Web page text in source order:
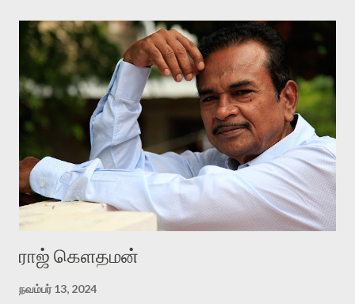
வளர்ந்துவந்தான். அவனுக்குத் திருமணம் செய்ய முடிவெடுத்ததும்
இணையதளங்களில் பெண் தேடிக் கண்டுபிடித்தார்கள். நன்குப் படித்த
அழகான பெண். இருவரும் சந்தித்து எண்ணங்களைப் பரிமாறி
மனமொத்துப் போனார்கள். திருமணச் செலவுகளை மணமகன் வீட்டார்
பார்த்துக்கொள்வதே அவர்களுடைய சமூக வழக்கம். அதற்காக என்
நண்பர் வங்கியில் கடன் வாங்கினார் (அவர் ஏற்கனவே தன் குடும்பத்
தேவைகளுக்காக நிறைய கடன் வாங்கி நொடிந்துபோயிருக்கிறார்.).
திருமண நாளன்று மணமகனுக்கு அனாமதேய எண்ணில் இருந்து
ஆபாசப் புகைப்படங்கள்...
ராஜ் கௌதமன்
நவம்பர் 13, 2024